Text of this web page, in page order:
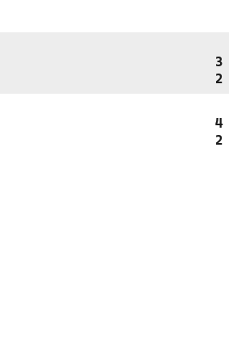
3
2
4
2